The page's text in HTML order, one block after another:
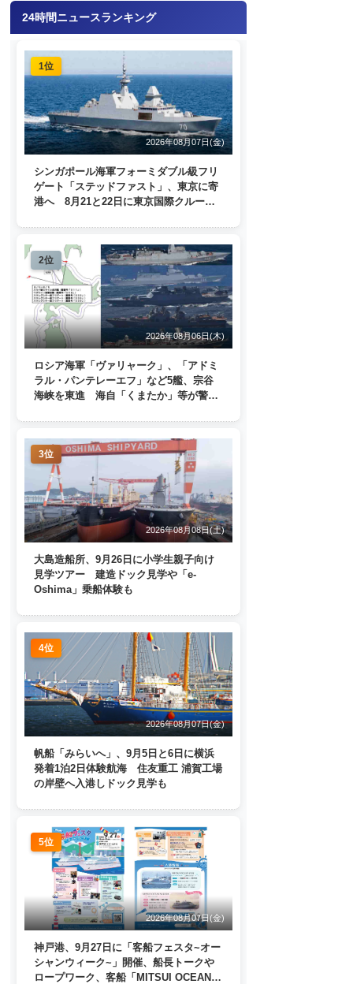
24時間ニュースランキング
1位
2026年08月07日(金)
シンガポール海軍フォーミダブル級フリ
ゲート「ステッドファスト」、東京に寄
港へ 8月21と22日に東京国際クルーズ
2位
2026年08月06日(木)
ロシア海軍「ヴァリャーク」、「アドミ
ラル・パンテレーエフ」など5艦、宗谷
海峡を東進 海自「くまたか」等が警戒
3位
2026年08月08日(土)
大島造船所、9月26日に小学生親子向け
見学ツアー 建造ドック見学や「e-
Oshima」乗船体験も
4位
2026年08月07日(金)
帆船「みらいへ」、9月5日と6日に横浜
発着1泊2日体験航海 住友重工 浦賀工場
の岸壁へ入港しドック見学も
5位
2026年08月07日(金)
神戸港、9月27日に「客船フェスタ~オー
シャンウィーク~」開催、船長トークや
ロープワーク、客船「MITSUI OCEAN